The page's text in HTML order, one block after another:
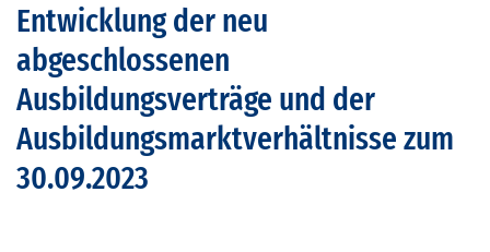
Entwicklung der neu
abgeschlossenen
Ausbildungsverträge und der
Ausbildungsmarktverhältnisse zum
30.09.2023